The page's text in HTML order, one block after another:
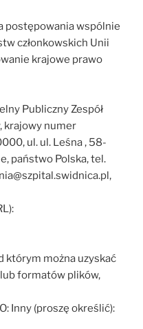
postępowania wspólnie
członkowskich Unii
krajowe prawo
Publiczny Zespół
krajowy numer
ul. ul. Leśna , 58-
państwo Polska, tel.
można uzyskać
formatów plików,
Inny (proszę określić):